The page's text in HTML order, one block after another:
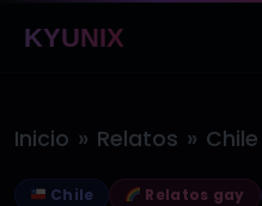
KYUNIX
Inicio » Relatos » Chile
Chile Relatos gay